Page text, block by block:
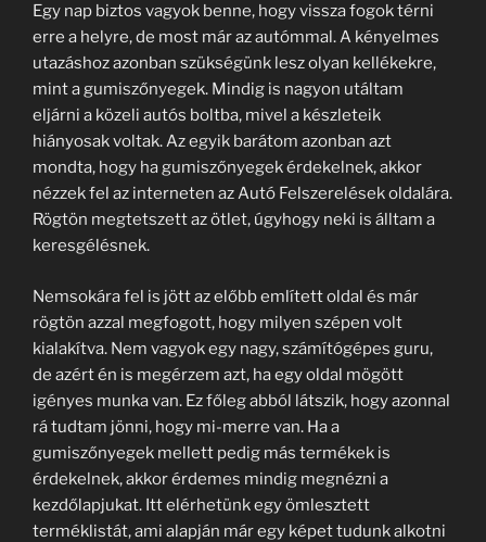
Egy nap biztos vagyok benne, hogy vissza fogok térni
erre a helyre, de most már az autómmal. A kényelmes
utazáshoz azonban szükségünk lesz olyan kellékekre,
mint a gumiszőnyegek. Mindig is nagyon utáltam
eljárni a közeli autós boltba, mivel a készleteik
hiányosak voltak. Az egyik barátom azonban azt
mondta, hogy ha gumiszőnyegek érdekelnek, akkor
nézzek fel az interneten az Autó Felszerelések oldalára.
Rögtön megtetszett az ötlet, úgyhogy neki is álltam a
keresgélésnek.
Nemsokára fel is jött az előbb említett oldal és már
rögtön azzal megfogott, hogy milyen szépen volt
kialakítva. Nem vagyok egy nagy, számítógépes guru,
de azért én is megérzem azt, ha egy oldal mögött
igényes munka van. Ez főleg abból látszik, hogy azonnal
rá tudtam jönni, hogy mi-merre van. Ha a
gumiszőnyegek mellett pedig más termékek is
érdekelnek, akkor érdemes mindig megnézni a
kezdőlapjukat. Itt elérhetünk egy ömlesztett
terméklistát, ami alapján már egy képet tudunk alkotni